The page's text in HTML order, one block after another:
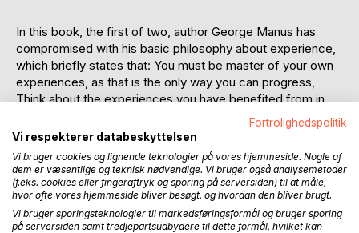
In this book, the first of two, author George Manus has
compromised with his basic philosophy about experience,
which briefly states that: You must be master of your own
experiences, as that is the only way you can progress,
Think about the experiences you have benefited from in
life, especially where you believe they have been important
for your own development whatever your age.
Should it be possible to be master of oness own
experiences, one must as a starting point acquire a solid
platform to stand on, understood as having a clear
perception of lifes most important values and a balanced
basis for meeting lifes challenges. For this, it goes without
Fortrolighedspolitik
Vi respekterer databeskyttelsen
Vi bruger cookies og lignende teknologier på vores hjemmeside. Nogle af
dem er væsentlige og teknisk nødvendige. Vi bruger også analysemetoder
(f.eks. cookies eller fingeraftryk og sporing på serversiden) til at måle,
hvor ofte vores hjemmeside bliver besøgt, og hvordan den bliver brugt.
Vi bruger sporingsteknologier til markedsføringsformål og bruger sporing
på serversiden samt tredjepartsudbydere til dette formål, hvilket kan